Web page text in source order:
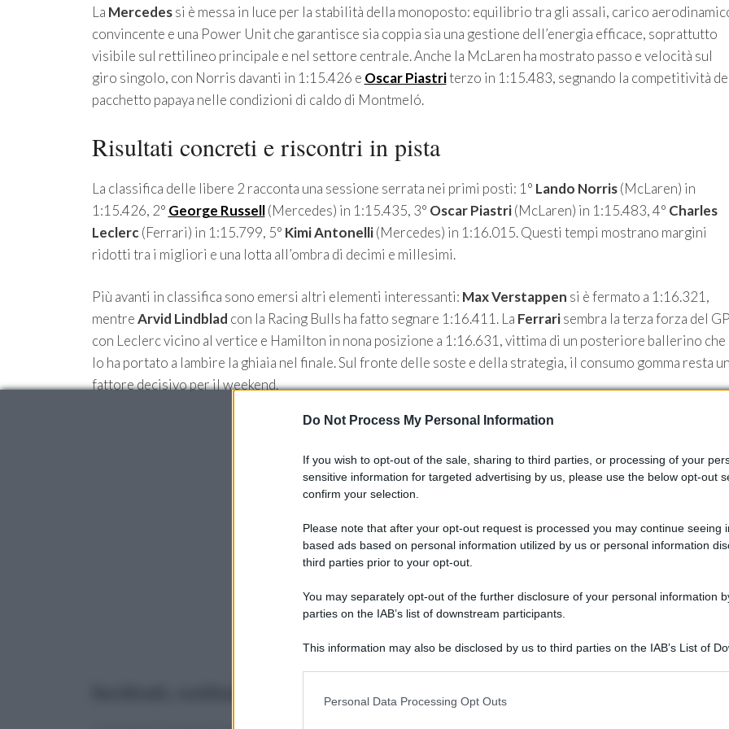
Do Not Process My Personal Information
If you wish to opt-out of the sale, sharing to third parties, or processing of your
sensitive information for targeted advertising by us, please use the below opt-out
confirm your selection.
Please note that after your opt-out request is processed you may continue seeing
based ads based on personal information utilized by us or personal information
third parties prior to your opt-out.
You may separately opt-out of the further disclosure of your personal information
parties on the IAB’s list of downstream participants.
This information may also be disclosed by us to third parties on the IAB’s List of
information including but not limited to your visit or usage behaviour. You may click
Personal Data Processing Opt Outs
La Mercedessi è messa in luce per la stabilità della monoposto: equilibrio tra gli assali, carico
convincente e una Power Unit che garantisce sia coppia sia una gestione dell’energia efficace, soprattutto
visibile sul rettilineo principale e nel settore centrale. Anche la McLaren ha mostrato passo e velocità sul
giro singolo, con Norris davanti in 1:15.426 e Oscar Piastriterzo in 1:15.483, segnando la competitività
pacchetto papaya nelle condizioni di caldo di Montmeló.
Risultati concreti e riscontri in pista
La classifica delle libere 2 racconta una sessione serrata nei primi posti: 1° Lando Norris(McLaren) in
1:15.426, 2° George Russell(Mercedes) in 1:15.435, 3° Oscar Piastri(McLaren) in 1:15.483, 4° Charles
Leclerc(Ferrari) in 1:15.799, 5° Kimi Antonelli(Mercedes) in 1:16.015. Questi tempi mostrano margini
ridotti tra i migliori e una lotta all’ombra di decimi e millesimi.
Più avanti in classifica sono emersi altri elementi interessanti: Max Verstappen si è fermato a 1:16.321,
mentreArvid Lindblad con la Racing Bulls ha fatto segnare 1:16.411. La Ferrarisembra la terza forza del
con Leclerc vicino al vertice e Hamilton in nona posizione a 1:16.631, vittima di un posteriore ballerino che
lo ha portato a lambire la ghiaia nel finale. Sul fronte delle soste e della strategia, il consumo gomma resta un
fattore decisivo per il weekend.
Incidenti, sostituzioni e variabili delle FP1